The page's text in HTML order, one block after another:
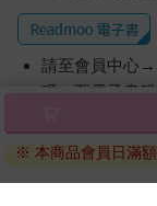
請至會員中心→
碼』至電子書
因版權保護，
的閱讀軟體開
※ 本商品會員日滿